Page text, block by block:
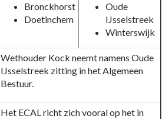
Bronckhorst
Doetinchem
Oude
IJsselstreek
Winterswijk
Wethouder Kock neemt namens Oude
IJsselstreek zitting in het Algemeen
Bestuur.
Het ECAL richt zich vooral op het in